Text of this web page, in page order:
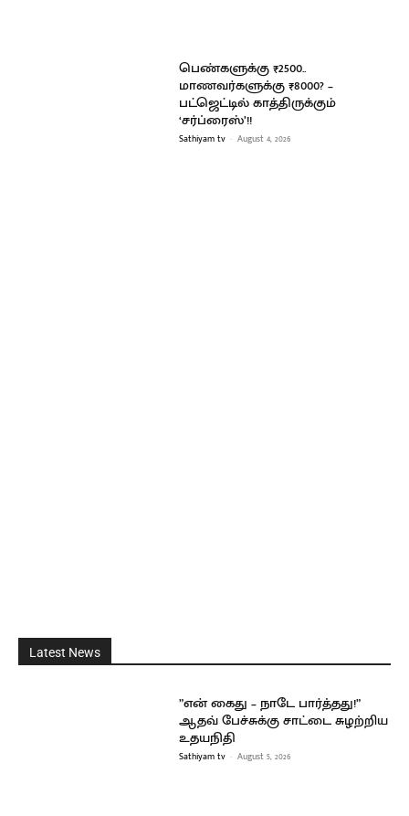
பெண்களுக்கு ₹2500..
மாணவர்களுக்கு ₹8000? –
பட்ஜெட்டில் காத்திருக்கும்
‘சர்ப்ரைஸ்’!!
Sathiyam tv - August 4, 2026
Latest News
”என் கைது – நாடே பார்த்தது!”
ஆதவ் பேச்சுக்கு சாட்டை சுழற்றிய
உதயநிதி
Sathiyam tv - August 5, 2026